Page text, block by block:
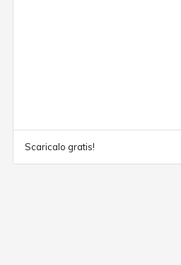
Scaricalo gratis!